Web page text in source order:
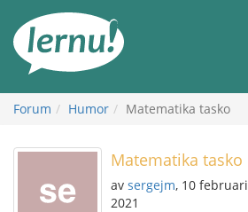
sidans
innehåll
Forum Humor Matematika tasko
Matematika tasko
av sergejm, 10 februari
2021